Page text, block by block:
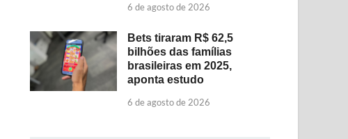
6 de agosto de 2026
Bets tiraram R$ 62,5
bilhões das famílias
brasileiras em 2025,
aponta estudo
6 de agosto de 2026